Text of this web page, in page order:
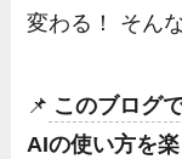
変わる！ そん
📌 このブログ
AIの使い方を